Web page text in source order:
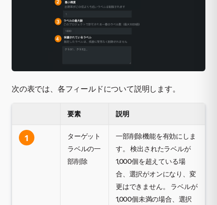
次の表では、各フィールドについて説明します。
要素 説明
1
ターゲット
ラベルの一
部削除
一部削除機能を有効にしま
す。 検出されたラベルが
1,000個を超えている場
合、選択がオンになり、変
更はできません。 ラベルが
1,000個未満の場合、選択